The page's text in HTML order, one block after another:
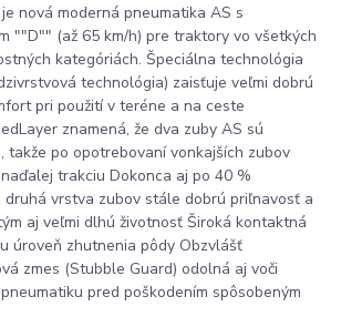
nová moderná pneumatika AS s
""D"" (až 65 km/h) pre traktory vo všetkých
kategóriách. Špeciálna technológia
technológia) zaisťuje veľmi dobrú
pri použití v teréne a na ceste
znamená, že dva zuby AS sú
takže po opotrebovaní vonkajších zubov
trakciu Dokonca aj po 40 %
druhá vrstva zubov stále dobrú priľnavosť a
aj veľmi dlhú životnosť Široká kontaktná
úroveň zhutnenia pôdy Obzvlášť
zmes (Stubble Guard) odolná aj voči
pred poškodením spôsobeným